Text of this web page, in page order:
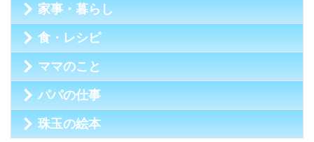
家事・暮らし
食・レシピ
ママのこと
パパの仕事
珠玉の絵本